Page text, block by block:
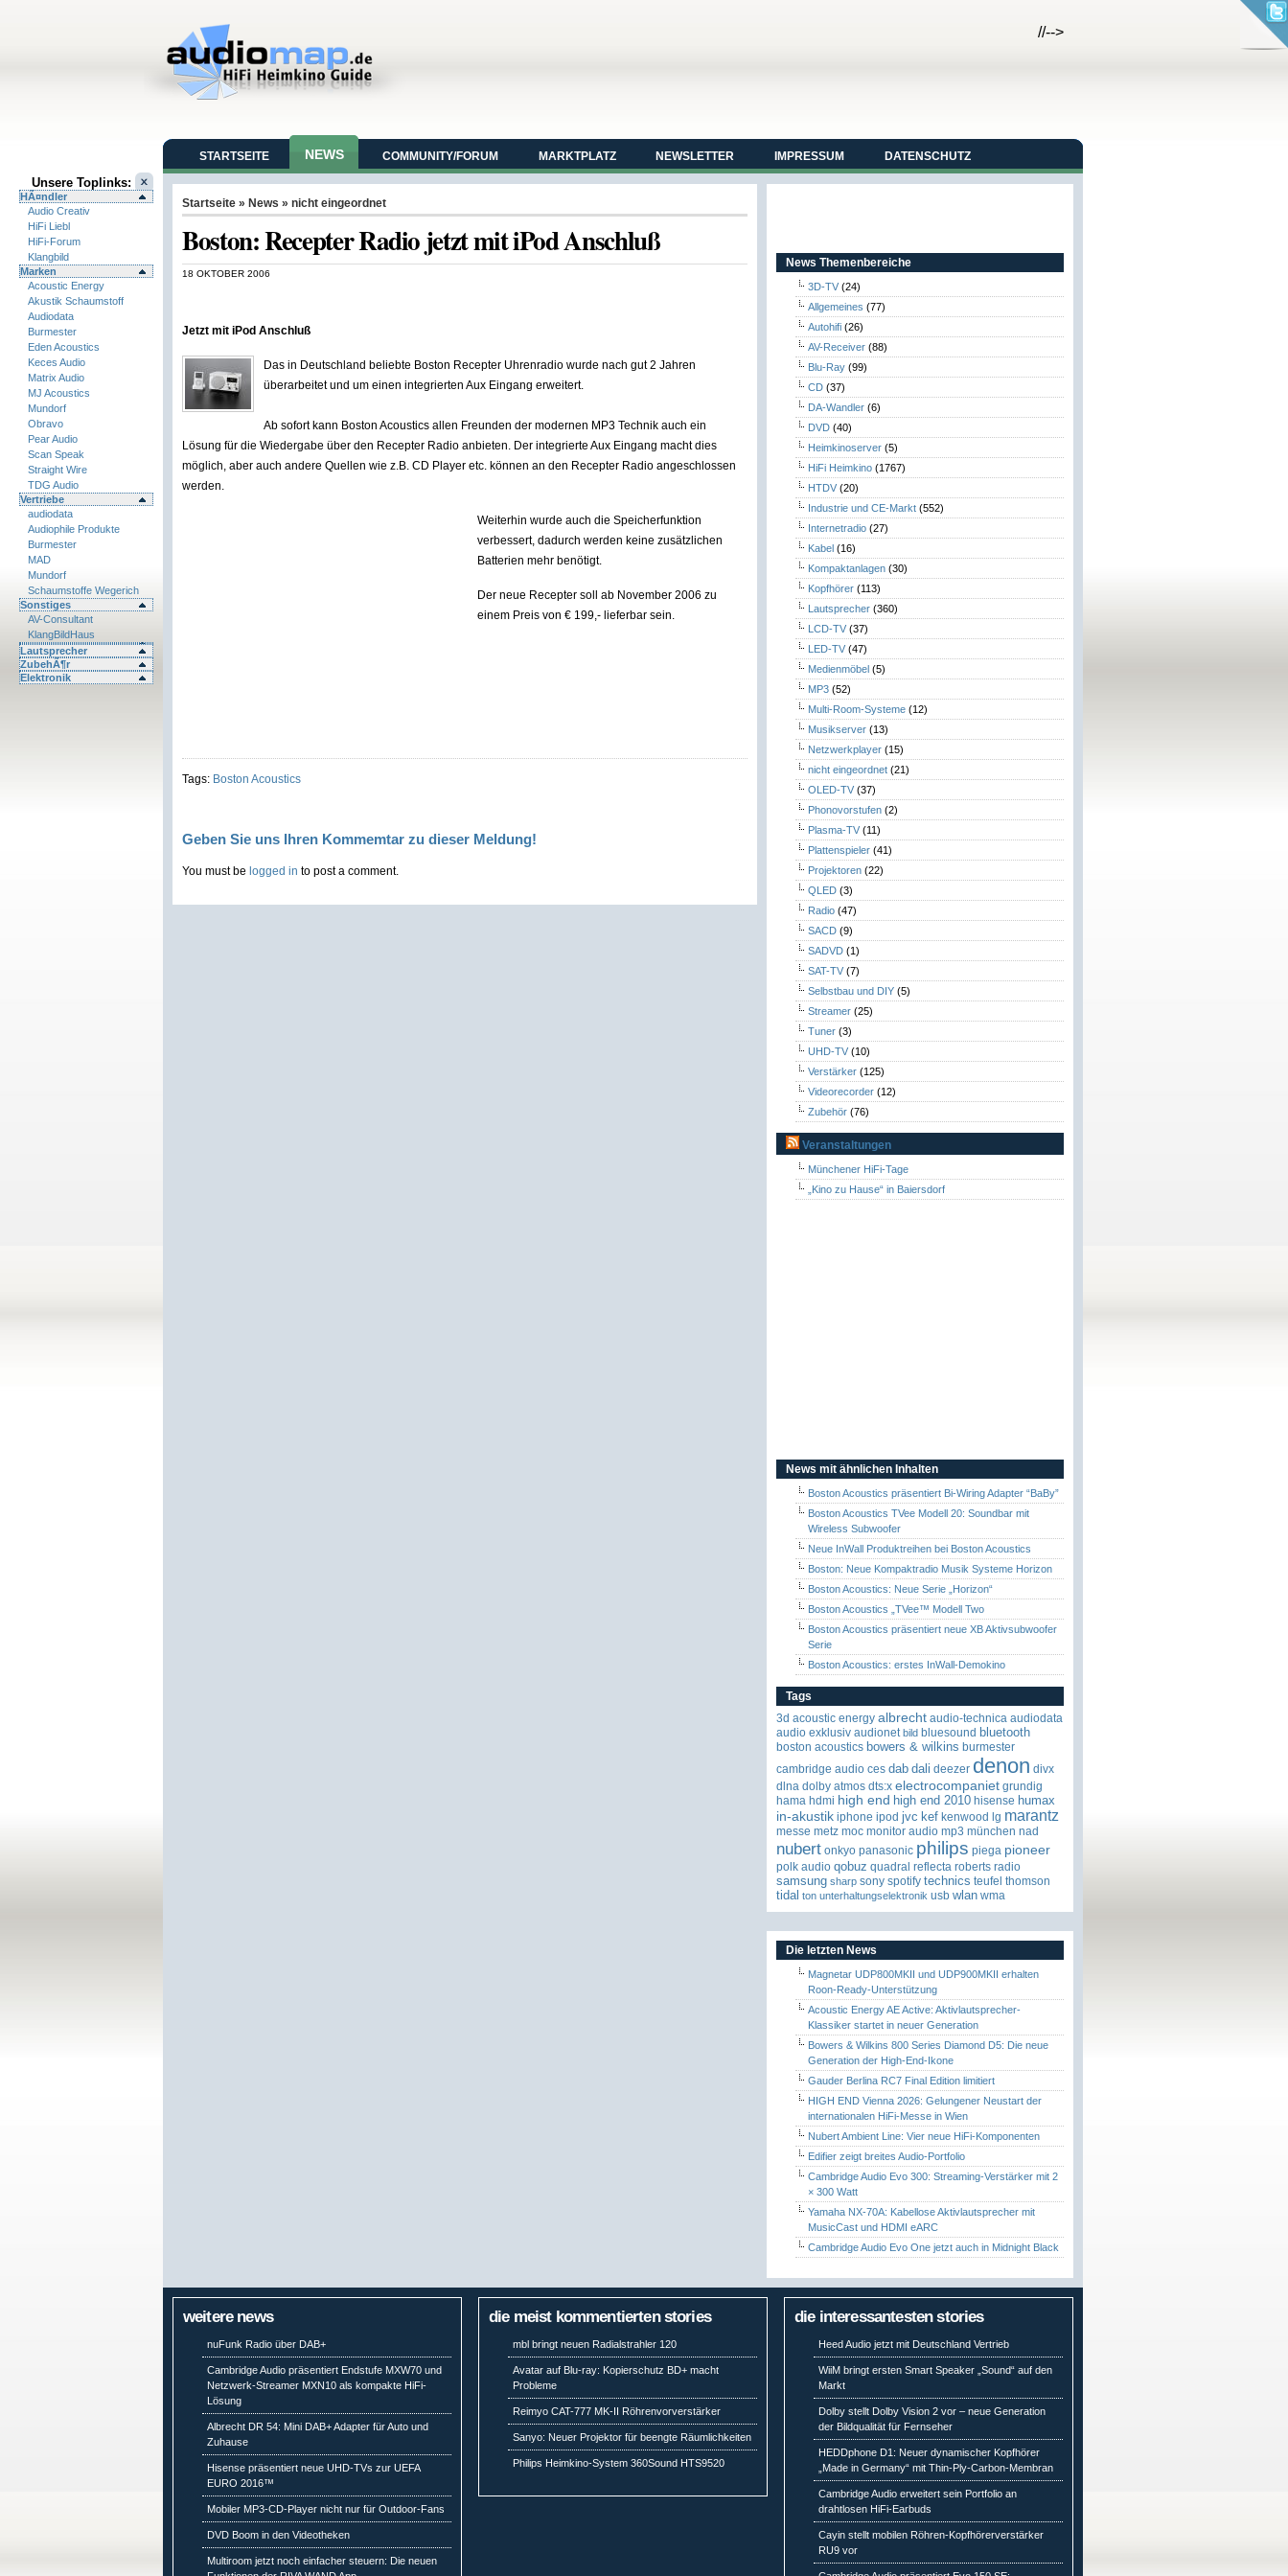
//-->
Unsere Toplinks:
HÃ¤ndler
Audio Creativ
HiFi Liebl
HiFi-Forum
Klangbild
Marken
Acoustic Energy
Akustik Schaumstoff
Audiodata
Burmester
Eden Acoustics
Keces Audio
Matrix Audio
MJ Acoustics
Mundorf
Obravo
Pear Audio
Scan Speak
Straight Wire
TDG Audio
Vertriebe
audiodata
Audiophile Produkte
Burmester
MAD
Mundorf
Schaumstoffe Wegerich
Sonstiges
AV-Consultant
KlangBildHaus
Lautsprecher
ZubehÃ¶r
Elektronik
STARTSEITE NEWS COMMUNITY/FORUM MARKTPLATZ NEWSLETTER IMPRESSUM DATENSCHUTZ
Startseite » News » nicht eingeordnet
Boston: Recepter Radio jetzt mit iPod Anschluß
18 OKTOBER 2006
Jetzt mit iPod Anschluß
Das in Deutschland beliebte Boston Recepter Uhrenradio wurde nach gut 2 Jahren
überarbeitet und um einen integrierten Aux Eingang erweitert.
Ab sofort kann Boston Acoustics allen Freunden der modernen MP3 Technik auch ein
Lösung für die Wiedergabe über den Recepter Radio anbieten. Der integrierte Aux Eingang macht dies
möglich, aber auch andere Quellen wie z.B. CD Player etc. können an den Recepter Radio angeschlossen
werden.
Weiterhin wurde auch die Speicherfunktion
verbessert, dadurch werden keine zusätzlichen
Batterien mehr benötigt.
Der neue Recepter soll ab November 2006 zu
einem Preis von € 199,- lieferbar sein.
Tags: Boston Acoustics
Geben Sie uns Ihren Kommemtar zu dieser Meldung!
You must be logged in to post a comment.
News Themenbereiche
3D-TV (24)
Allgemeines (77)
Autohifi (26)
AV-Receiver (88)
Blu-Ray (99)
CD (37)
DA-Wandler (6)
DVD (40)
Heimkinoserver (5)
HiFi Heimkino (1767)
HTDV (20)
Industrie und CE-Markt (552)
Internetradio (27)
Kabel (16)
Kompaktanlagen (30)
Kopfhörer (113)
Lautsprecher (360)
LCD-TV (37)
LED-TV (47)
Medienmöbel (5)
MP3 (52)
Multi-Room-Systeme (12)
Musikserver (13)
Netzwerkplayer (15)
nicht eingeordnet (21)
OLED-TV (37)
Phonovorstufen (2)
Plasma-TV (11)
Plattenspieler (41)
Projektoren (22)
QLED (3)
Radio (47)
SACD (9)
SADVD (1)
SAT-TV (7)
Selbstbau und DIY (5)
Streamer (25)
Tuner (3)
UHD-TV (10)
Verstärker (125)
Videorecorder (12)
Zubehör (76)
Veranstaltungen
Münchener HiFi-Tage
„Kino zu Hause“ in Baiersdorf
News mit ähnlichen Inhalten
Boston Acoustics präsentiert Bi-Wiring Adapter “BaBy”
Boston Acoustics TVee Modell 20: Soundbar mit
Wireless Subwoofer
Neue InWall Produktreihen bei Boston Acoustics
Boston: Neue Kompaktradio Musik Systeme Horizon
Boston Acoustics: Neue Serie „Horizon“
Boston Acoustics „TVee™ Modell Two
Boston Acoustics präsentiert neue XB Aktivsubwoofer
Serie
Boston Acoustics: erstes InWall-Demokino
Tags
3d acoustic energy albrecht audio-technica audiodata
audio exklusiv audionet bild bluesound bluetooth
boston acoustics bowers & wilkins burmester
cambridge audio ces dab dali deezer denon divx
dlna dolby atmos dts:x electrocompaniet grundig
hama hdmi high end high end 2010 hisense humax
in-akustik iphone ipod jvc kef kenwood lg marantz
messe metz moc monitor audio mp3 münchen nad
nubert onkyo panasonic philips piega pioneer
polk audio qobuz quadral reflecta roberts radio
samsung sharp sony spotify technics teufel thomson
tidal ton unterhaltungselektronik usb wlan wma
Die letzten News
Magnetar UDP800MKII und UDP900MKII erhalten
Roon-Ready-Unterstützung
Acoustic Energy AE Active: Aktivlautsprecher-
Klassiker startet in neuer Generation
Bowers & Wilkins 800 Series Diamond D5: Die neue
Generation der High-End-Ikone
Gauder Berlina RC7 Final Edition limitiert
HIGH END Vienna 2026: Gelungener Neustart der
internationalen HiFi-Messe in Wien
Nubert Ambient Line: Vier neue HiFi-Komponenten
Edifier zeigt breites Audio-Portfolio
Cambridge Audio Evo 300: Streaming-Verstärker mit 2
× 300 Watt
Yamaha NX-70A: Kabellose Aktivlautsprecher mit
MusicCast und HDMI eARC
Cambridge Audio Evo One jetzt auch in Midnight Black
weitere news
nuFunk Radio über DAB+
Cambridge Audio präsentiert Endstufe MXW70 und
Netzwerk-Streamer MXN10 als kompakte HiFi-
Lösung
Albrecht DR 54: Mini DAB+ Adapter für Auto und
Zuhause
Hisense präsentiert neue UHD-TVs zur UEFA
EURO 2016™
Mobiler MP3-CD-Player nicht nur für Outdoor-Fans
DVD Boom in den Videotheken
Multiroom jetzt noch einfacher steuern: Die neuen
die meist kommentierten stories
mbl bringt neuen Radialstrahler 120
Avatar auf Blu-ray: Kopierschutz BD+ macht
Probleme
Reimyo CAT-777 MK-II Röhrenvorverstärker
Sanyo: Neuer Projektor für beengte Räumlichkeiten
Philips Heimkino-System 360Sound HTS9520
die interessantesten stories
Heed Audio jetzt mit Deutschland Vertrieb
WiiM bringt ersten Smart Speaker „Sound“ auf den
Markt
Dolby stellt Dolby Vision 2 vor – neue Generation
der Bildqualität für Fernseher
HEDDphone D1: Neuer dynamischer Kopfhörer
„Made in Germany“ mit Thin-Ply-Carbon-Membran
Cambridge Audio erweitert sein Portfolio an
drahtlosen HiFi-Earbuds
Cayin stellt mobilen Röhren-Kopfhörerverstärker
RU9 vor